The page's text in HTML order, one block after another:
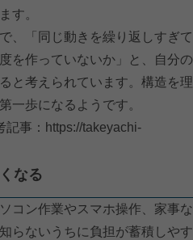
す。
、「同じ動きを繰り返しすぎて
を作っていないか」と、自分の
と考えられています。構造を理
一歩になるようです。
記事： https://takeyachi-
なる
コン作業やスマホ操作、家事な
らないうちに負担が蓄積しやす